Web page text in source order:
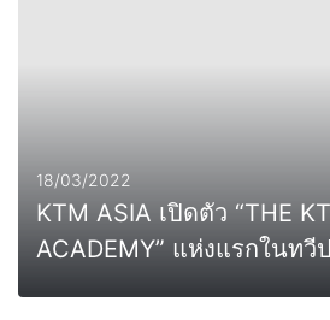
18/03/2022
KTM ASIA เปิดตัว “THE
ACADEMY” แห่งแรกในทวี